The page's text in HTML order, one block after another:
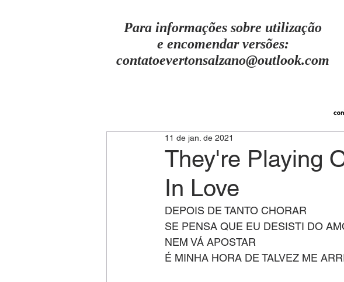
Para informações sobre utilização
e encomendar versões:
contatoevertonsalzano@outlook.com
They're Playing
In Love
11 de jan. de 2021
DEPOIS DE TANTO CHORAR
SE PENSA QUE EU DESISTI DO
NEM VÁ APOSTAR
É MINHA HORA DE TALVEZ ME